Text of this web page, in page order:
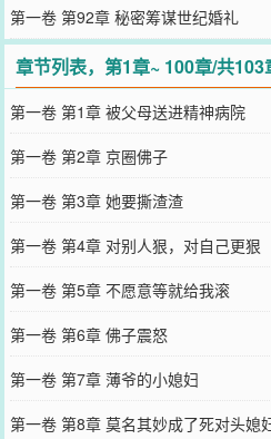
第一卷 第92章 秘密筹谋世纪婚礼
章节列表，第1章~ 100章/共103
第一卷 第1章 被父母送进精神病院
第一卷 第2章 京圈佛子
第一卷 第3章 她要撕渣渣
第一卷 第4章 对别人狠，对自己更狠
第一卷 第5章 不愿意等就给我滚
第一卷 第6章 佛子震怒
第一卷 第7章 薄爷的小媳妇
第一卷 第8章 莫名其妙成了死对头媳